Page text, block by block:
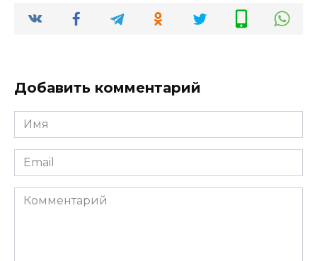
Добавить комментарий
Имя
*
Email
*
Комментарий